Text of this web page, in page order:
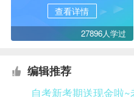
查看详情
27896人学过
编辑推荐
自考新考期送现金啦~